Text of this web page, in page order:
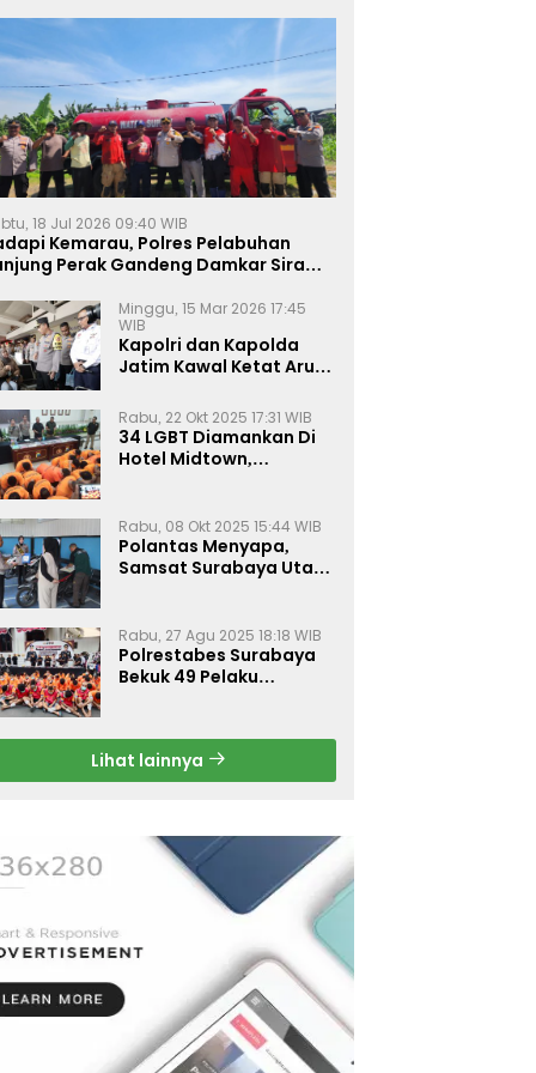
18 Jul 2026 09:40 WIB
Kemarau, Polres Pelabuhan
Perak Gandeng Damkar Siram
Minggu, 15 Mar 2026 17:45
WIB
Kapolri dan Kapolda
Jatim Kawal Ketat Arus
Rabu, 22 Okt 2025 17:31 WIB
34 LGBT Diamankan Di
Hotel Midtown,
Rabu, 08 Okt 2025 15:44 WIB
Polantas Menyapa,
Samsat Surabaya Utara
Rabu, 27 Agu 2025 18:18 WIB
Polrestabes Surabaya
Bekuk 49 Pelaku
Gratis
Lihat lainnya